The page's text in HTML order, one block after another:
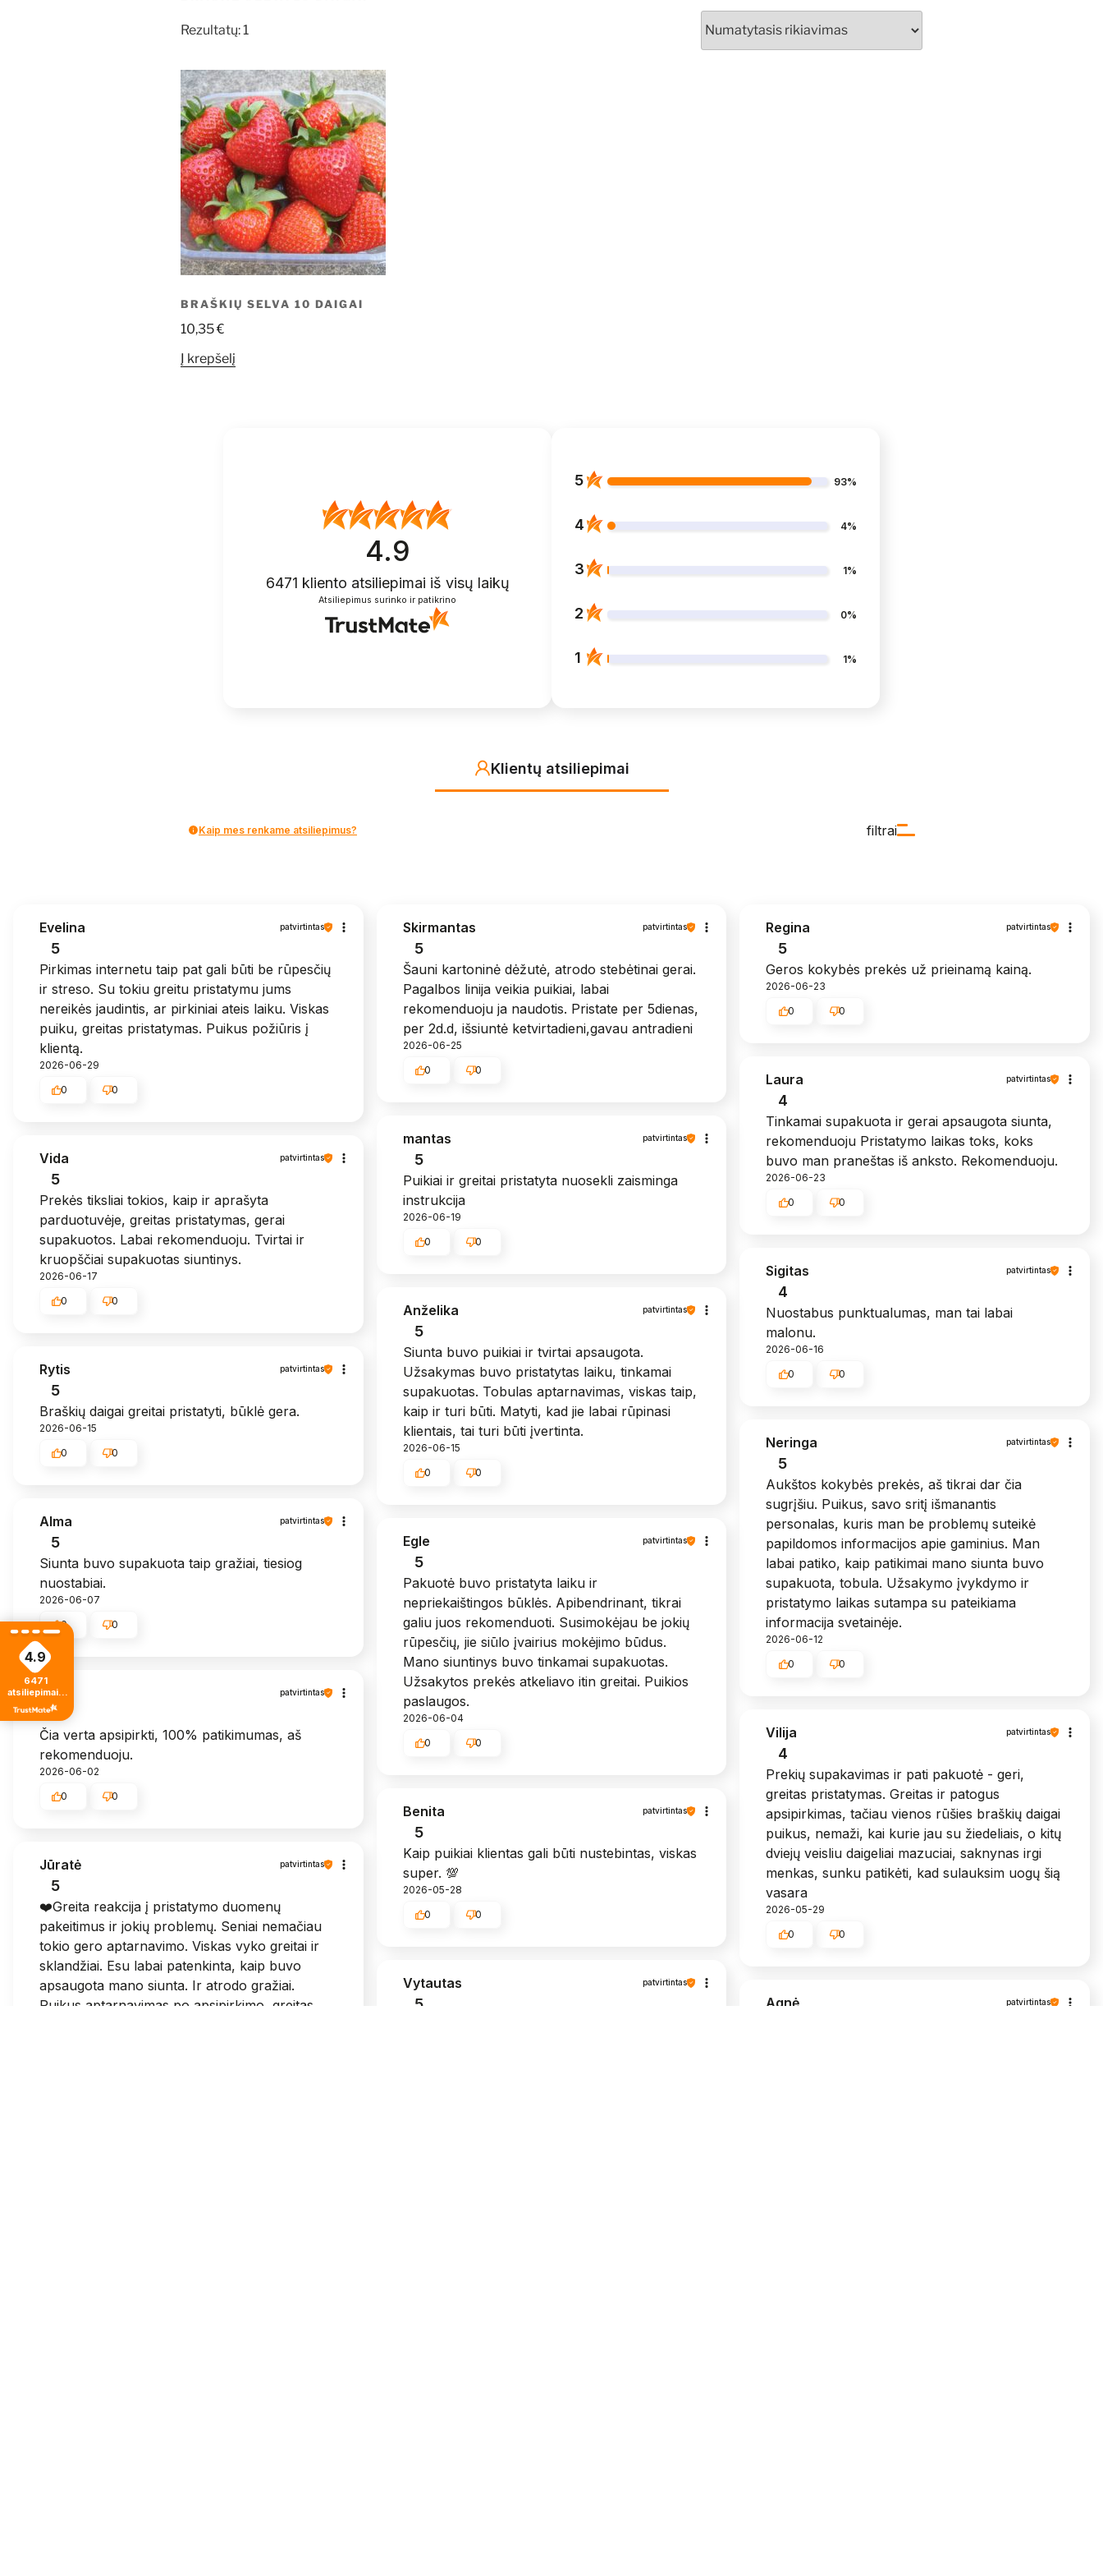
Rezultatų: 1
BRAŠKIŲ SELVA 10 DAIGAI
10,35€
Į krepšelį
4.9
6471 kliento atsiliepimai iš visų laikų
Atsiliepimus surinko ir patikrino
5 93%
4 4%
3 1%
2 0%
1 1%
Klientų atsiliepimai
filtrai
Kaip mes renkame atsiliepimus?
Evelina patvirtintas
5
Pirkimas internetu taip pat gali būti be rūpesčių
ir streso. Su tokiu greitu pristatymu jums
nereikės jaudintis, ar pirkiniai ateis laiku. Viskas
puiku, greitas pristatymas. Puikus požiūris į
klientą.
2026-06-29
0 0
Skirmantas patvirtintas
5
Šauni kartoninė dėžutė, atrodo stebėtinai gerai.
Pagalbos linija veikia puikiai, labai
rekomenduoju ja naudotis. Pristate per 5dienas,
per 2d.d, išsiuntė ketvirtadieni,gavau antradieni
2026-06-25
0 0
Regina patvirtintas
5
Geros kokybės prekės už prieinamą kainą.
2026-06-23
0 0
Laura patvirtintas
4
Tinkamai supakuota ir gerai apsaugota siunta,
rekomenduoju Pristatymo laikas toks, koks
buvo man praneštas iš anksto. Rekomenduoju.
2026-06-23
0 0
mantas patvirtintas
5
Puikiai ir greitai pristatyta nuosekli zaisminga
instrukcija
2026-06-19
0 0
Vida patvirtintas
5
Prekės tiksliai tokios, kaip ir aprašyta
parduotuvėje, greitas pristatymas, gerai
supakuotos. Labai rekomenduoju. Tvirtai ir
kruopščiai supakuotas siuntinys.
2026-06-17
0 0
Sigitas patvirtintas
4
Nuostabus punktualumas, man tai labai
malonu.
2026-06-16
0 0
Anželika patvirtintas
5
Siunta buvo puikiai ir tvirtai apsaugota.
Užsakymas buvo pristatytas laiku, tinkamai
supakuotas. Tobulas aptarnavimas, viskas taip,
kaip ir turi būti. Matyti, kad jie labai rūpinasi
klientais, tai turi būti įvertinta.
2026-06-15
0 0
Rytis patvirtintas
5
Braškių daigai greitai pristatyti, būklė gera.
2026-06-15
0 0
Neringa patvirtintas
5
Aukštos kokybės prekės, aš tikrai dar čia
sugrįšiu. Puikus, savo sritį išmanantis
personalas, kuris man be problemų suteikė
papildomos informacijos apie gaminius. Man
labai patiko, kaip patikimai mano siunta buvo
supakuota, tobula. Užsakymo įvykdymo ir
pristatymo laikas sutampa su pateikiama
informacija svetainėje.
2026-06-12
0 0
Alma patvirtintas
5
Siunta buvo supakuota taip gražiai, tiesiog
nuostabiai.
2026-06-07
0 0
Egle patvirtintas
5
Pakuotė buvo pristatyta laiku ir
nepriekaištingos būklės. Apibendrinant, tikrai
galiu juos rekomenduoti. Susimokėjau be jokių
rūpesčių, jie siūlo įvairius mokėjimo būdus.
Mano siuntinys buvo tinkamai supakuotas.
Užsakytos prekės atkeliavo itin greitai. Puikios
paslaugos.
2026-06-04
0 0
Zita patvirtintas
5
Čia verta apsipirkti, 100% patikimumas, aš
rekomenduoju.
2026-06-02
0 0
Vilija patvirtintas
4
Prekių supakavimas ir pati pakuotė - geri,
greitas pristatymas. Greitas ir patogus
apsipirkimas, tačiau vienos rūšies braškių daigai
puikus, nemaži, kai kurie jau su žiedeliais, o kitų
dviejų veisliu daigeliai mazuciai, saknynas irgi
menkas, sunku patikėti, kad sulauksim uogų šią
vasara
2026-05-29
0 0
Benita patvirtintas
5
Kaip puikiai klientas gali būti nustebintas, viskas
super. 💯
2026-05-28
0 0
Jūratė patvirtintas
5
❤️Greita reakcija į pristatymo duomenų
pakeitimus ir jokių problemų. Seniai nemačiau
tokio gero aptarnavimo. Viskas vyko greitai ir
sklandžiai. Esu labai patenkinta, kaip buvo
apsaugota mano siunta. Ir atrodo gražiai.
Puikus aptarnavimas po apsipirkimo, greitas
Vytautas patvirtintas
5 Agnė patvirtintas
4.9
6471
atsiliepimais
iš visų laikų